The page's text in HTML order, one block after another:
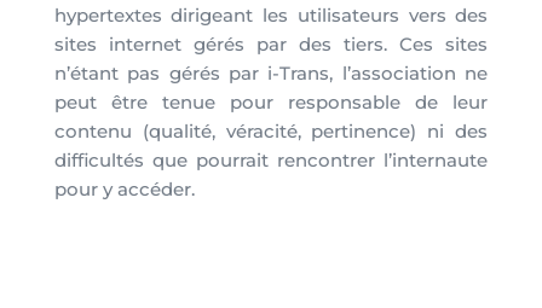
hypertextes dirigeant les utilisateurs vers des
sites internet gérés par des tiers. Ces sites
n’étant pas gérés par i-Trans, l’association ne
peut être tenue pour responsable de leur
contenu (qualité, véracité, pertinence) ni des
difficultés que pourrait rencontrer l’internaute
pour y accéder.